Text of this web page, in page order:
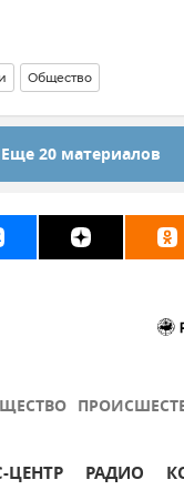
Общество
Еще 20 материалов
ЦЕНТР РАДИО